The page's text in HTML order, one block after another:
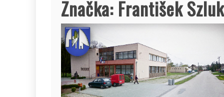
Značka: František